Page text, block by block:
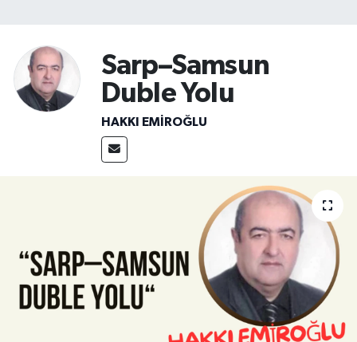
Sarp–Samsun
Duble Yolu
HAKKI EMİROĞLU
Teknoloji
TRABZON
TRABZONSPOR